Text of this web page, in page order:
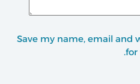
Save my name, email and
for